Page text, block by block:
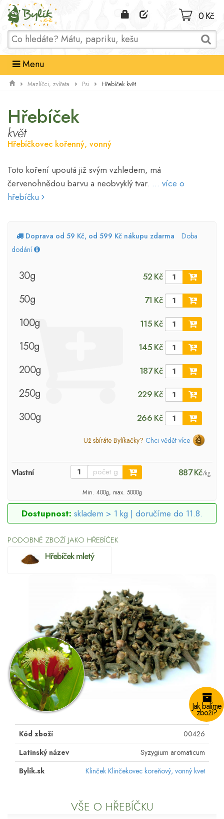
Domů
0 Kč
Menu
Mazlíčci, zvířata Psi Hřebíček květ
Hřebíček
květ
Hřebíčkovec kořenný, vonný
Toto koření upoutá již svým vzhledem, má
červenohnědou barvu a neobvyklý tvar. ... více o
hřebíčku
Doprava od 59 Kč, od 599 Kč nákupu zdarma
Doba
dodání
30g 52 Kč
50g 71 Kč
100g 115 Kč
150g 145 Kč
200g 187 Kč
250g 229 Kč
300g 266 Kč
Už sbíráte Bylíkačky? Chci vědět více
Vlastní 887 Kč/kg
Min. 400g, max. 5000g
Dostupnost: skladem > 1 kg | doručíme do 11.8.
PODOBNÉ ZBOŽÍ JAKO HŘEBÍČEK
Hřebíček mletý
Jak balíme
zboží?
Kód zboží
00426
Latinský název
Syzygium aromaticum
Bylík.sk
Klinček Klinčekovec koreňový, vonný kvet
VŠE O HŘEBÍČKU